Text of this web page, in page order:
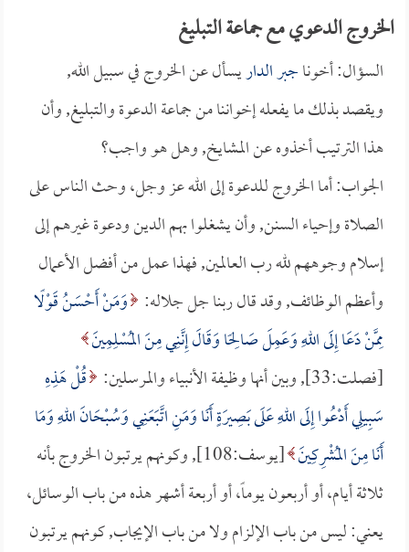
الخروج الدعوي مع جماعة التبليغ
السؤال: أخوناجبر الداريسأل عن الخروج في سبيل الله,
ويقصد بذلك ما يفعله إخواننا من جماعة الدعوة والتبليغ, وأن
هذا الترتيب أخذوه عن المشايخ, وهل هو واجب؟
الجواب: أما الخروج للدعوة إلى الله عز وجل، وحث الناس على
الصلاة وإحياء السنن, وأن يشغلوا بهم الدين ودعوة غيرهم إلى
إسلام وجوههم لله رب العالمين, فهذا عمل من أفضل الأعمال
وأعظم الوظائف, وقد قال ربنا جل جلاله: وَمَنْ أَحْسَنُ قَوْلًا
مِمَّنْ دَعَا إِلَى اللهِ وَعَمِلَ صَالِحًا وَقَالَ إِنَّنِي مِنَ المُسْلِمِينَ
[فصلت:33], وبين أنها وظيفة الأنبياء والمرسلين:
قُلْ هَذِهِ
سَبِيلِي أَدْعُوا إِلَى اللهِ عَلَى بَصِيرَةٍ أَنَا وَمَنِ اتَّبَعَنِي وَسُبْحَانَ اللهِ وَمَا
أَنَا مِنَ المُشْرِكِينَ
[يوسف:108], وكونهم يرتبون الخروج بأنه
ثلاثة أيام، أو أربعون يوماً، أو أربعة أشهر هذه من باب الوسائل،
يعني: ليس من باب الإلزام ولا من باب الإيجاب, كونهم يرتبون